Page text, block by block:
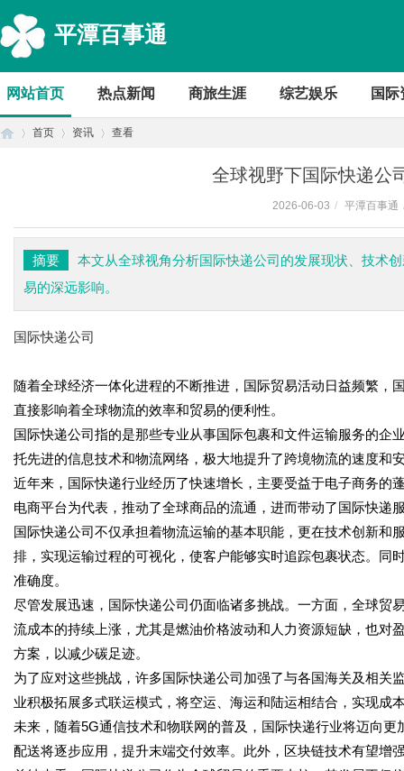
平潭百事通
网站首页 热点新闻 商旅生涯 综艺娱乐 国际
首页 资讯 查看
全球视野下国际快递公
2026-06-03 / 平潭百事通
摘要
本文从全球视角分析国际快递公司的发展现状、技术
易的深远影响。
国际快递公司
随着全球经济一体化进程的不断推进，国际贸易活动日益频繁
直接影响着全球物流的效率和贸易的便利性。
国际快递公司指的是那些专业从事国际包裹和文件运输服务的
托先进的信息技术和物流网络，极大地提升了跨境物流的速度和
近年来，国际快递行业经历了快速增长，主要受益于电子商务的
电商平台为代表，推动了全球商品的流通，进而带动了国际快递
国际快递公司不仅承担着物流运输的基本职能，更在技术创新
排，实现运输过程的可视化，使客户能够实时追踪包裹状态。同
准确度。
尽管发展迅速，国际快递公司仍面临诸多挑战。一方面，全球贸
流成本的持续上涨，尤其是燃油价格波动和人力资源短缺，也对
方案，以减少碳足迹。
为了应对这些挑战，许多国际快递公司加强了与各国海关及相
业积极拓展多式联运模式，将空运、海运和陆运相结合，实现成
未来，随着5G通信技术和物联网的普及，国际快递行业将迈向
配送将逐步应用，提升末端交付效率。此外，区块链技术有望增